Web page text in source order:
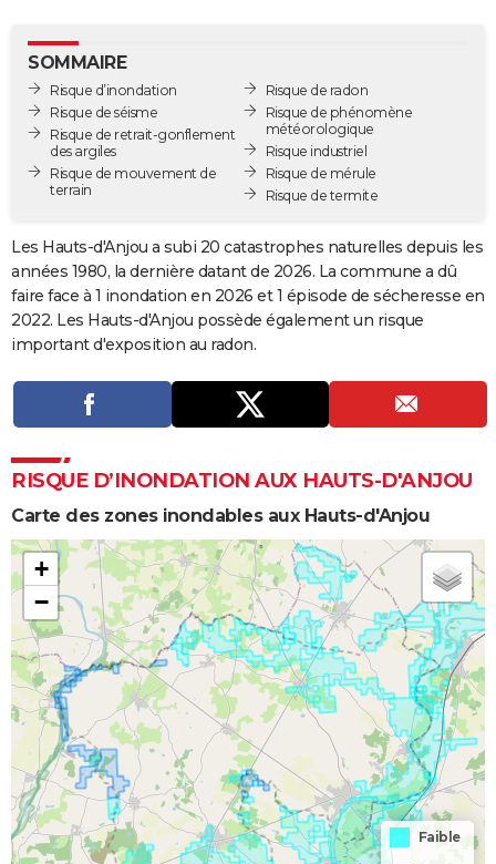
GUIDES D'ACHAT
BONS PLANS
CARTE DE VOEUX
Carte de Noël
Carte Bonne année
Carte Saint-Valentin
Carte Pâques
Carte d'anniversaire
Dictionnaire
Biographies
Citations
Expressions
Proverbes
PROGRAMME TV
COPAINS D'AVANT
S'inscrire
Se connecter
Lycées
Collèges
Primaires
Universités
Entreprises
Service militaire
Avis de recherche
AVIS DE DÉCÈS
FORUM
Bricolage
Lifestyle
Culture
Sport
Auto
Television
Voyage
Cinema
SOMMAIRE
Risque d’inondation
Risque de séisme
Risque de retrait-gonflement
des argiles
Risque de mouvement de
terrain
Risque de radon
Risque de phénomène
météorologique
Risque industriel
Risque de mérule
Risque de termite
Les Hauts-d'Anjou a subi 20 catastrophes naturelles depuis les
années 1980, la dernière datant de 2026. La commune a dû
faire face à 1 inondation en 2026 et 1 épisode de sécheresse en
2022. Les Hauts-d'Anjou possède également un risque
important d'exposition au radon.
RISQUE D’INONDATION AUX HAUTS-D'ANJOU
Carte des zones inondables aux Hauts-d'Anjou
+
−
Faible